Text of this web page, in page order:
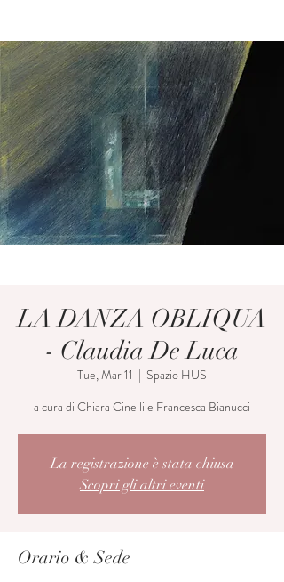
LA DANZA OBLIQUA
- Claudia De Luca
Tue, Mar 11
  |
Spazio HUS
a cura di Chiara Cinelli e Francesca Bianucci
La registrazione è stata chiusa
Scopri gli altri eventi
Orario & Sede